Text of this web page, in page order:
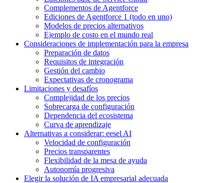
Complementos de Agentforce
Ediciones de Agentforce 1 (todo en uno)
Modelos de precios alternativos
Ejemplo de costo en el mundo real
Consideraciones de implementación para la empresa
Preparación de datos
Requisitos de integración
Gestión del cambio
Expectativas de cronograma
Limitaciones y desafíos
Complejidad de los precios
Sobrecarga de configuración
Dependencia del ecosistema
Curva de aprendizaje
Alternativas a considerar: eesel AI
Velocidad de configuración
Precios transparentes
Flexibilidad de la mesa de ayuda
Autonomía progresiva
Elegir la solución de IA empresarial adecuada